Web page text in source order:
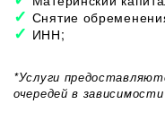
Снятие
ИНН;
*Услуги
очередей в